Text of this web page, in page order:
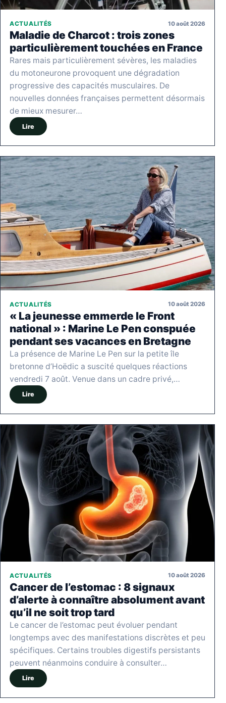
ACTUALITÉS 10 août 2026
Maladie de Charcot : trois zones
particulièrement touchées en France
Rares mais particulièrement sévères, les maladies
du motoneurone provoquent une dégradation
progressive des capacités musculaires. De
nouvelles données françaises permettent désormais
de mieux mesurer…
Lire
ACTUALITÉS 10 août 2026
« La jeunesse emmerde le Front
national » : Marine Le Pen conspuée
pendant ses vacances en Bretagne
La présence de Marine Le Pen sur la petite île
bretonne d’Hoëdic a suscité quelques réactions
vendredi 7 août. Venue dans un cadre privé,…
Lire
ACTUALITÉS 10 août 2026
Cancer de l’estomac : 8 signaux
d’alerte à connaître absolument avant
qu’il ne soit trop tard
Le cancer de l’estomac peut évoluer pendant
longtemps avec des manifestations discrètes et peu
spécifiques. Certains troubles digestifs persistants
peuvent néanmoins conduire à consulter…
Lire